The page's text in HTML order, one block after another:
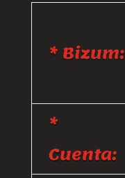
* Bizum:
*
Cuenta: